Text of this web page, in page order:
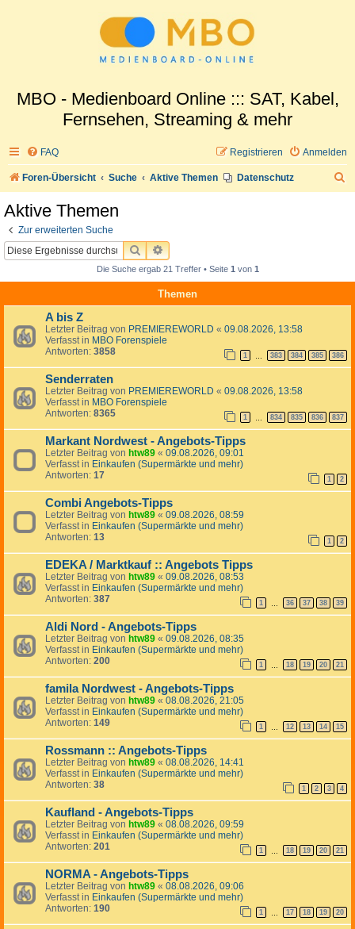
MBO - Medienboard Online ::: SAT, Kabel,
Fernsehen, Streaming & mehr
FAQ Anmelden
Registrieren
Foren-Übersicht Suche Aktive Themen Datenschutz
Aktive Themen
Zur erweiterten Suche
SUCHEERWEITERTE SUCHE
Die Suche ergab 21 Treffer • Seite 1von 1
Themen
A bis Z
Letzter Beitrag von PREMIEREWORLD « 09.08.2026, 13:58
Verfasst in MBO Forenspiele
Antworten: 3858 1 … 383 384 385 386
Senderraten
Letzter Beitrag von PREMIEREWORLD « 09.08.2026, 13:58
Verfasst in MBO Forenspiele
Antworten: 8365 1 … 834 835 836 837
Markant Nordwest - Angebots-Tipps
Letzter Beitrag von htw89 « 09.08.2026, 09:01
Verfasst in Einkaufen (Supermärkte und mehr)
Antworten: 17 1 2
Combi Angebots-Tipps
Letzter Beitrag von htw89 « 09.08.2026, 08:59
Verfasst in Einkaufen (Supermärkte und mehr)
Antworten: 13 1 2
EDEKA / Marktkauf :: Angebots Tipps
Letzter Beitrag von htw89 « 09.08.2026, 08:53
Verfasst in Einkaufen (Supermärkte und mehr)
Antworten: 387 1 … 36 37 38 39
Aldi Nord - Angebots-Tipps
Letzter Beitrag von htw89 « 09.08.2026, 08:35
Verfasst in Einkaufen (Supermärkte und mehr)
Antworten: 200 1 … 18 19 20 21
famila Nordwest - Angebots-Tipps
Letzter Beitrag von htw89 « 08.08.2026, 21:05
Verfasst in Einkaufen (Supermärkte und mehr)
Antworten: 149 1 … 12 13 14 15
Rossmann :: Angebots-Tipps
Letzter Beitrag von htw89 « 08.08.2026, 14:41
Verfasst in Einkaufen (Supermärkte und mehr)
Antworten: 38 1 2 3 4
Kaufland - Angebots-Tipps
Letzter Beitrag von htw89 « 08.08.2026, 09:59
Verfasst in Einkaufen (Supermärkte und mehr)
Antworten: 201 1 … 18 19 20 21
NORMA - Angebots-Tipps
Letzter Beitrag von htw89 « 08.08.2026, 09:06
Verfasst in Einkaufen (Supermärkte und mehr)
Antworten: 190 1 … 17 18 19 20